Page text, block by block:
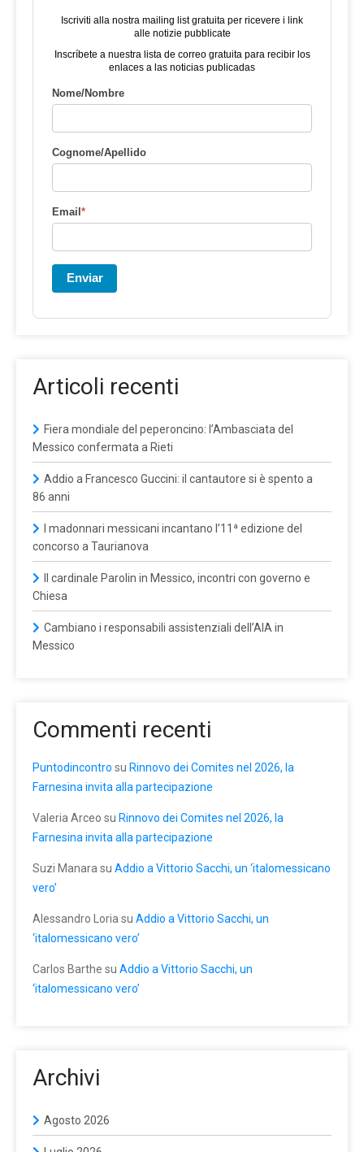
Iscriviti alla nostra mailing list gratuita per ricevere i link
alle notizie pubblicate
Inscríbete a nuestra lista de correo gratuita para recibir los
enlaces a las noticias publicadas
Nome/Nombre
Cognome/Apellido
Email*
Enviar
Articoli recenti
Fiera mondiale del peperoncino: l’Ambasciata del
Messico confermata a Rieti
Addio a Francesco Guccini: il cantautore si è spento a
86 anni
I madonnari messicani incantano l’11ª edizione del
concorso a Taurianova
Il cardinale Parolin in Messico, incontri con governo e
Chiesa
Cambiano i responsabili assistenziali dell’AIA in
Messico
Commenti recenti
Puntodincontro su Rinnovo dei Comites nel 2026, la
Farnesina invita alla partecipazione
Valeria Arceo su Rinnovo dei Comites nel 2026, la
Farnesina invita alla partecipazione
Suzi Manara su Addio a Vittorio Sacchi, un ‘italomessicano
vero’
Alessandro Loria su Addio a Vittorio Sacchi, un
‘italomessicano vero’
Carlos Barthe su Addio a Vittorio Sacchi, un
‘italomessicano vero’
Archivi
Agosto 2026